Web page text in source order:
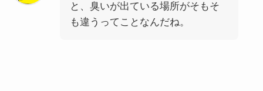
と、臭いが出ている場所がそもそ
も違うってことなんだね。